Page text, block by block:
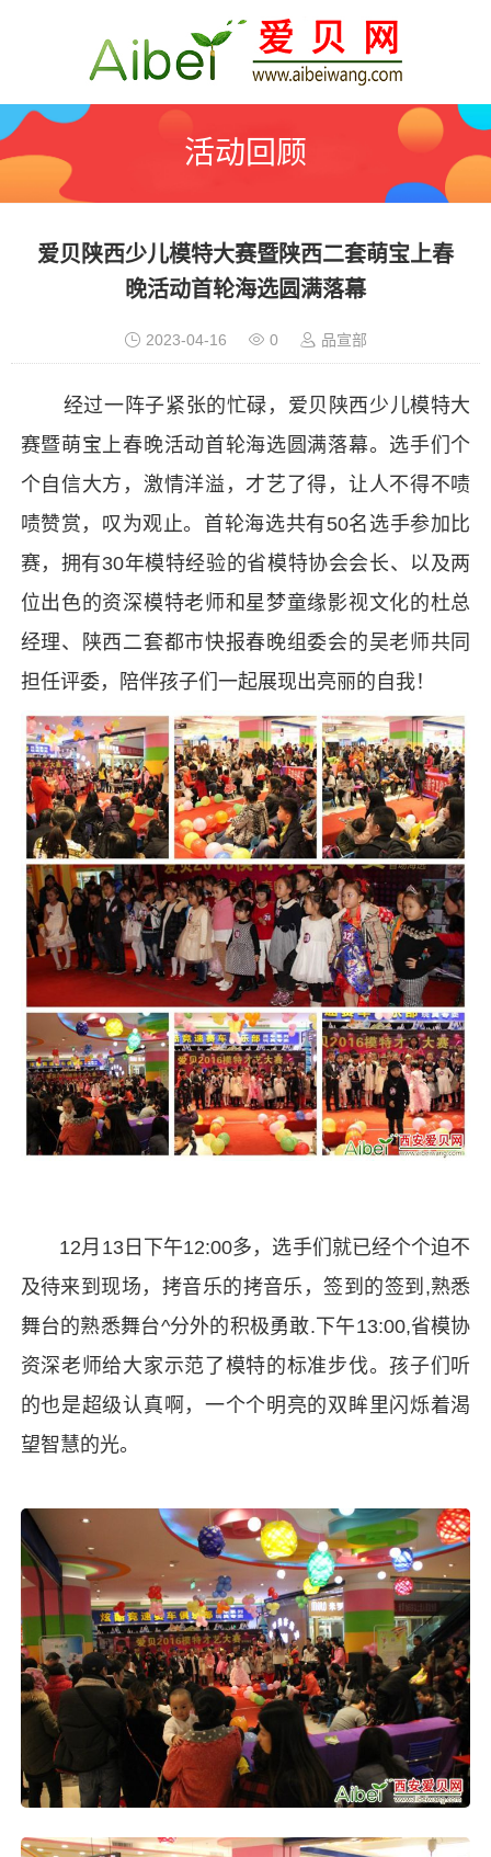
活动回顾
爱贝陕西少儿模特大赛暨陕西二套萌宝上春
晚活动首轮海选圆满落幕
2023-04-16 0 品宣部
经过一阵子紧张的忙碌， 爱贝 陕西少儿模特大
赛暨萌宝上春晚活动首轮海选圆满落幕。选手们个
个自信大方，激情洋溢，才艺了得，让人不得不啧
啧赞赏，叹为观止。首轮海选共有50名选手参加比
赛，拥有30年模特经验的省模特协会会长、以及两
位出色的资深模特老师和星梦童缘影视文化的杜总
经理、陕西二套都市快报春晚组委会的吴老师共同
担任评委，陪伴孩子们一起展现出亮丽的自我！
12月13日下午12:00多，选手们就已经个个迫不
及待来到现场，拷音乐的拷音乐，签到的签到,熟悉
舞台的熟悉舞台^分外的积极勇敢.下午13:00,省模协
资深老师给大家示范了模特的标准步伐。孩子们听
的也是超级认真啊，一个个明亮的双眸里闪烁着渴
望智慧的光。